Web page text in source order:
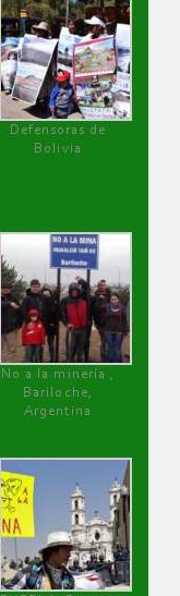
Defensoras de
Bolivia
No a la minería ,
Bariloche,
Argentina